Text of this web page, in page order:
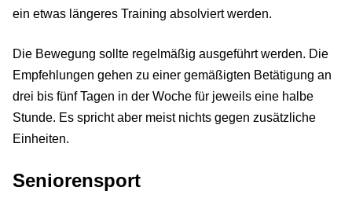
ein etwas längeres Training absolviert werden.
Die Bewegung sollte regelmäßig ausgeführt werden. Die
Empfehlungen gehen zu einer gemäßigten Betätigung an
drei bis fünf Tagen in der Woche für jeweils eine halbe
Stunde. Es spricht aber meist nichts gegen zusätzliche
Einheiten.
Seniorensport